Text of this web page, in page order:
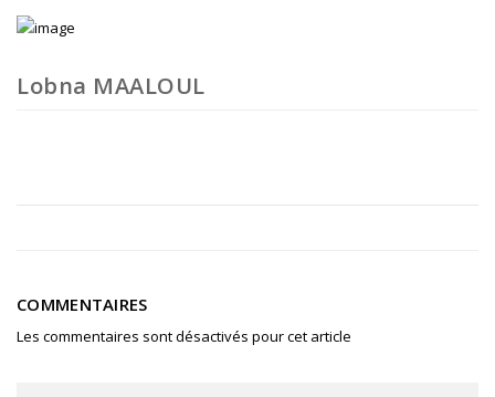
Lobna MAALOUL
COMMENTAIRES
Les commentaires sont désactivés pour cet article